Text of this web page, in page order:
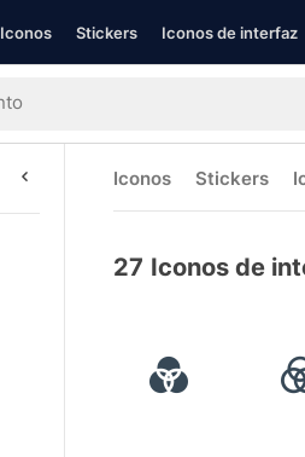
Iconos Stickers Iconos de interfaz
Iconos Stickers
27 Iconos de